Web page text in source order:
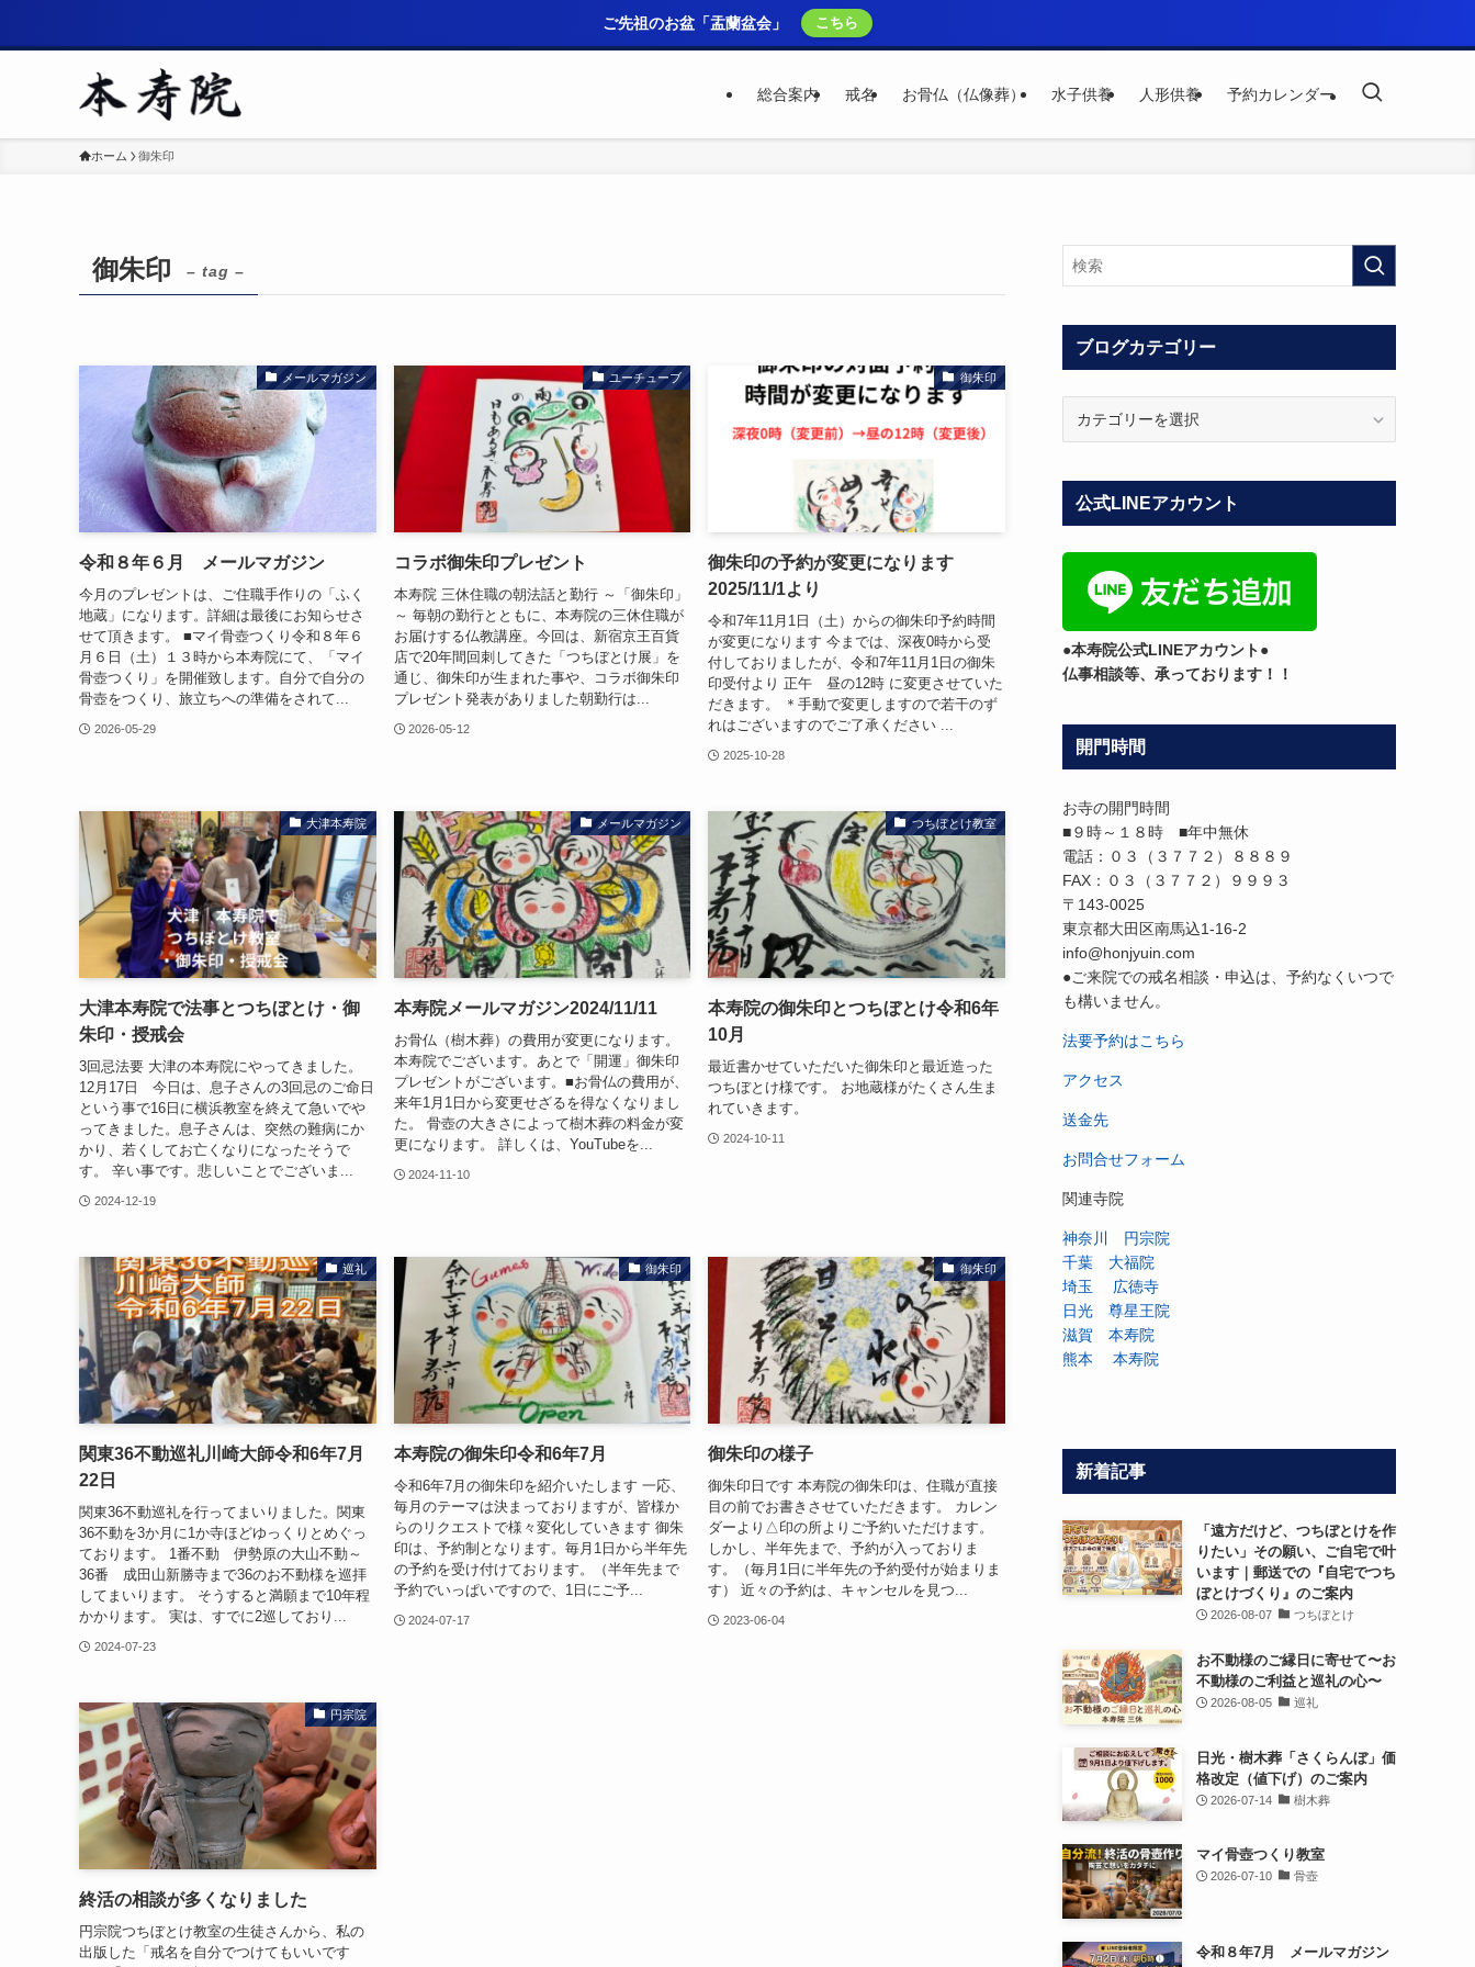
ご先祖のお盆「盂蘭盆会」 こちら
総合案内 戒名 お骨仏（仏像葬） 水子供養 人形供養 予約カレンダー
ホーム 御朱印
御朱印 – tag –
メールマガジン
令和８年６月 メールマガジン
今月のプレゼントは、ご住職手作りの「ふく
地蔵」になります。詳細は最後にお知らせさ
せて頂きます。 ■マイ骨壺つくり令和８年６
月６日（土）１３時から本寿院にて、「マイ
骨壺つくり」を開催致します。自分で自分の
骨壺をつくり、旅立ちへの準備をされて...
2026-05-29
ユーチューブ
コラボ御朱印プレゼント
本寿院 三休住職の朝法話と勤行 ～「御朱印」
～ 毎朝の勤行とともに、本寿院の三休住職が
お届けする仏教講座。今回は、新宿京王百貨
店で20年間回刺してきた「つちぼとけ展」を
通じ、御朱印が生まれた事や、コラボ御朱印
プレゼント発表がありました朝勤行は...
2026-05-12
御朱印
御朱印の予約が変更になります
2025/11/1より
令和7年11月1日（土）からの御朱印予約時間
が変更になります 今までは、深夜0時から受
付しておりましたが、令和7年11月1日の御朱
印受付より 正午 昼の12時 に変更させていた
だきます。 ＊手動で変更しますので若干のず
れはございますのでご了承ください ...
2025-10-28
大津本寿院
大津本寿院で法事とつちぼとけ・御
朱印・授戒会
3回忌法要 大津の本寿院にやってきました。
12月17日 今日は、息子さんの3回忌のご命日
という事で16日に横浜教室を終えて急いでや
ってきました。息子さんは、突然の難病にか
かり、若くしてお亡くなりになったそうで
す。 辛い事です。悲しいことでございま...
2024-12-19
メールマガジン
本寿院メールマガジン2024/11/11
お骨仏（樹木葬）の費用が変更になります。
本寿院でございます。あとで「開運」御朱印
プレゼントがございます。■お骨仏の費用が、
来年1月1日から変更せざるを得なくなりまし
た。 骨壺の大きさによって樹木葬の料金が変
更になります。 詳しくは、YouTubeを...
2024-11-10
つちぼとけ教室
本寿院の御朱印とつちぼとけ令和6年
10月
最近書かせていただいた御朱印と最近造った
つちぼとけ様です。 お地蔵様がたくさん生ま
れていきます。
2024-10-11
巡礼
関東36不動巡礼川崎大師令和6年7月
22日
関東36不動巡礼を行ってまいりました。関東
36不動を3か月に1か寺ほどゆっくりとめぐっ
ております。 1番不動 伊勢原の大山不動～
36番 成田山新勝寺まで36のお不動様を巡拝
してまいります。 そうすると満願まで10年程
かかります。 実は、すでに2巡しており...
2024-07-23
御朱印
本寿院の御朱印令和6年7月
令和6年7月の御朱印を紹介いたします 一応、
毎月のテーマは決まっておりますが、皆様か
らのリクエストで様々変化していきます 御朱
印は、予約制となります。毎月1日から半年先
の予約を受け付けております。（半年先まで
予約でいっぱいですので、1日にご予...
2024-07-17
御朱印
御朱印の様子
御朱印日です 本寿院の御朱印は、住職が直接
目の前でお書きさせていただきます。 カレン
ダーより△印の所よりご予約いただけます。
しかし、半年先まで、予約が入っておりま
す。（毎月1日に半年先の予約受付が始まりま
す） 近々の予約は、キャンセルを見つ...
2023-06-04
円宗院
終活の相談が多くなりました
円宗院つちぼとけ教室の生徒さんから、私の
出版した「戒名を自分でつけてもいいです
ブログカテゴリー
カ
テ
ゴ
リ
公式LINEアカウント
●本寿院公式LINEアカウント●
仏事相談等、承っております！！
開門時間
お寺の開門時間
■９時～１８時 ■年中無休
電話：０３（３７７２）８８８９
FAX：０３（３７７２）９９９３
〒143-0025
東京都大田区南馬込1-16-2
info@honjyuin.com
●ご来院での戒名相談・申込は、予約なくいつで
も構いません。
法要予約はこちら
アクセス
送金先
お問合せフォーム
関連寺院
神奈川 円宗院
千葉 大福院
埼玉 広徳寺
日光 尊星王院
滋賀 本寿院
熊本 本寿院
新着記事
「遠方だけど、つちぼとけを作
りたい」その願い、ご自宅で叶
います｜郵送での『自宅でつち
ぼとけづくり』のご案内
2026-08-07 つちぼとけ
お不動様のご縁日に寄せて〜お
不動様のご利益と巡礼の心〜
2026-08-05 巡礼
日光・樹木葬「さくらんぼ」価
格改定（値下げ）のご案内
2026-07-14 樹木葬
マイ骨壺つくり教室
2026-07-10 骨壺
令和８年7月 メールマガジン